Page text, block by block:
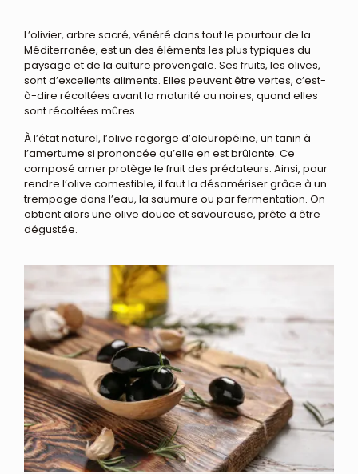
L’olivier, arbre sacré, vénéré dans tout le pourtour de la
Méditerranée, est un des éléments les plus typiques du
paysage et de la culture provençale. Ses fruits, les olives,
sont d’excellents aliments. Elles peuvent être vertes, c’est-
à-dire récoltées avant la maturité ou noires, quand elles
sont récoltées mûres.
À l’état naturel, l’olive regorge d’oleuropéine, un tanin à
l’amertume si prononcée qu’elle en est brûlante. Ce
composé amer protège le fruit des prédateurs. Ainsi, pour
rendre l’olive comestible, il faut la désamériser grâce à un
trempage dans l’eau, la saumure ou par fermentation. On
obtient alors une olive douce et savoureuse, prête à être
dégustée.